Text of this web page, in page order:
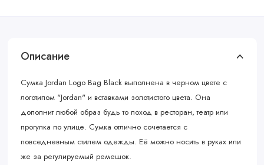
Описание
Сумка Jordan Logo Bag Black выполнена в черном цвете с
логотипом "Jordan" и вставками золотистого цвета. Она
дополнит любой образ будь то поход в ресторан, театр или
прогулка по улице. Сумка отлично сочетается с
повседневным стилем одежды. Её можно носить в руках или
же за регулируемый ремешок.